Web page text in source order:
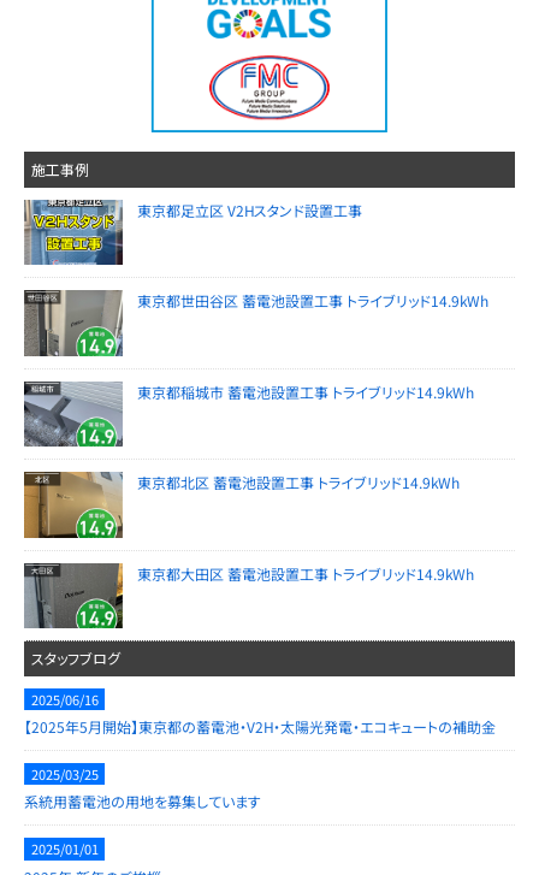
施工事例
東京都足立区 V2Hスタンド設置工事
東京都世田谷区 蓄電池設置工事 トライブリッド14.9kWh
東京都稲城市 蓄電池設置工事 トライブリッド14.9kWh
東京都北区 蓄電池設置工事 トライブリッド14.9kWh
東京都大田区 蓄電池設置工事 トライブリッド14.9kWh
スタッフブログ
2025/06/16
【2025年5月開始】東京都の蓄電池・V2H・太陽光発電・エコキュートの補助金
2025/03/25
系統用蓄電池の用地を募集しています
2025/01/01